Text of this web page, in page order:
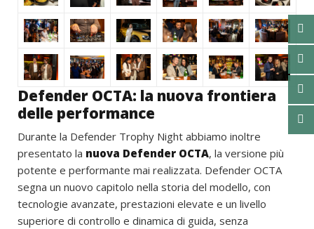
Defender OCTA: la nuova frontiera
delle performance
Durante la Defender Trophy Night abbiamo inoltre
presentato la nuova Defender OCTA, la versione più
potente e performante mai realizzata. Defender OCTA
segna un nuovo capitolo nella storia del modello, con
tecnologie avanzate, prestazioni elevate e un livello
superiore di controllo e dinamica di guida, senza